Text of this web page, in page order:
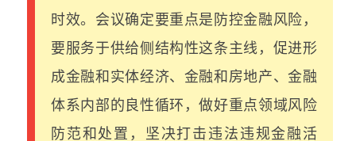
时效。会议确定要重点是防控金融风险，
要服务于供给侧结构性这条主线，促进形
成金融和实体经济、金融和房地产、金融
体系内部的良性循环，做好重点领域风险
防范和处置，坚决打击违法违规金融活